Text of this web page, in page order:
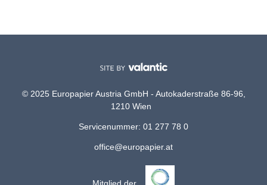
© 2025 Europapier Austria GmbH - Autokaderstraße 86-96,
1210 Wien
Servicenummer: 01 277 78 0
office@europapier.at